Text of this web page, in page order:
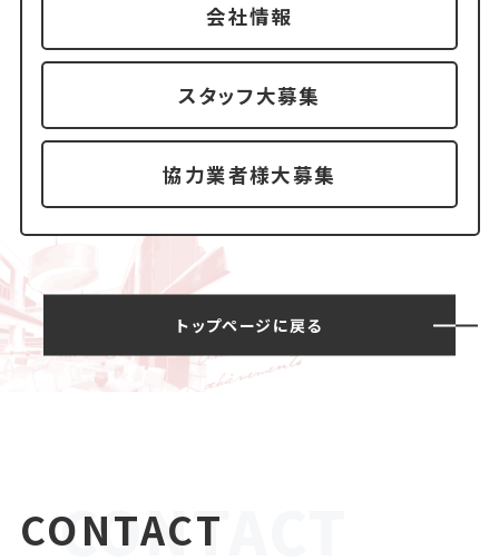
会社情報
スタッフ大募集
協力業者様大募集
トップページに戻る
CONTACT